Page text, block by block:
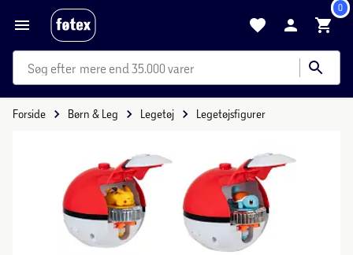
0
mere end 35.000 varer
Forside Børn & Leg Legetøj Legetøjsfigurer